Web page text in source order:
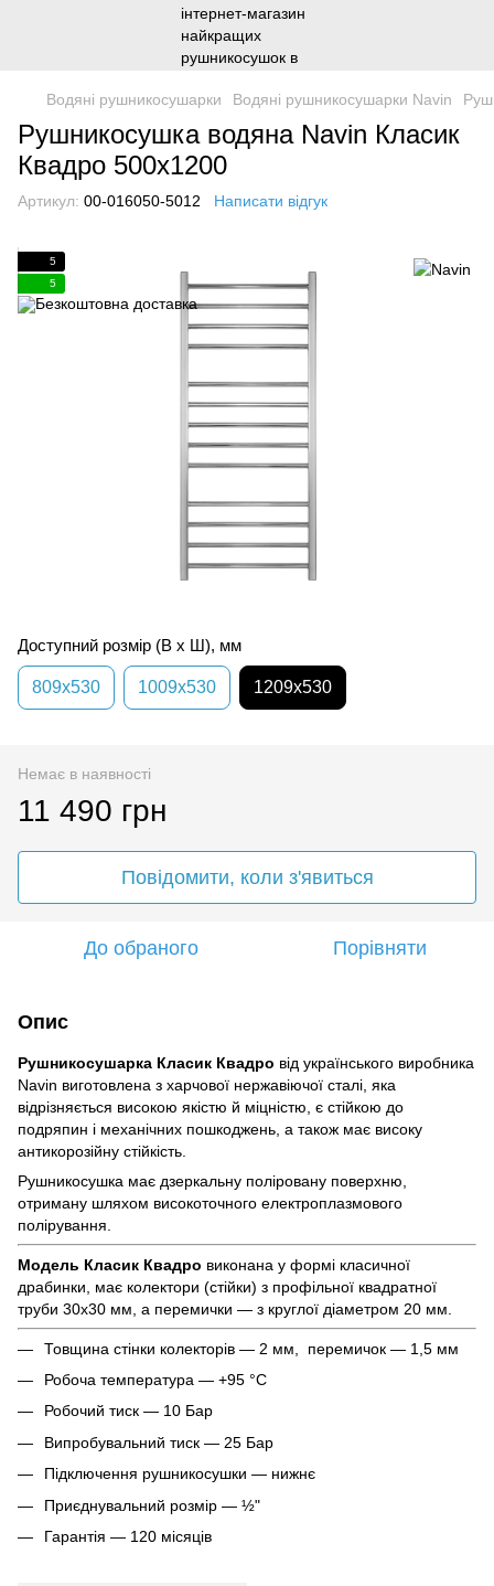
Водяні рушникосушарки Водяні рушникосушарки Navin
Рушникосушка водяна Navin Класик
Квадро 500х1200
Артикул: 00-016050-5012 Написати відгук
5
5
Доступний розмір (В x Ш), мм
809х530 1009х530 1209х530
Немає в наявності
11 490 грн
Повідомити, коли з'явиться
До обраного Порівняти
Опис
Рушникосушарка Класик Квадро від українського виробника
Navin виготовлена з харчової нержавіючої сталі, яка
відрізняється високою якістю й міцністю, є стійкою до
подряпин і механічних пошкоджень, а також має високу
антикорозійну стійкість.
Рушникосушка має дзеркальну поліровану поверхню,
отриману шляхом високоточного електроплазмового
полірування.
Модель Класик Квадро виконана у формі класичної
драбинки, має колектори (стійки) з профільної квадратної
труби 30х30 мм, а перемички — з круглої діаметром 20 мм.
Товщина стінки колекторів — 2 мм, перемичок — 1,5 мм
Робоча температура — +95 °C
Робочий тиск — 10 Бар
Випробувальний тиск — 25 Бар
Підключення рушникосушки — нижнє
Приєднувальний розмір — ½"
Гарантія — 120 місяців